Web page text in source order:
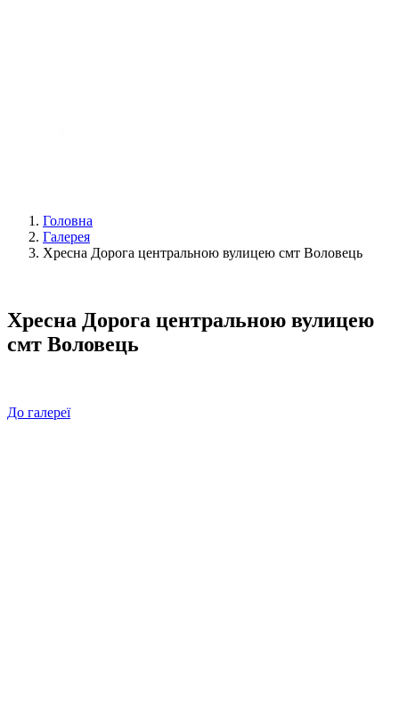
Головна
Галерея
Хресна Дорога центральною вулицею смт Воловець
Хресна Дорога центральною вулицею
смт Воловець
До галереї